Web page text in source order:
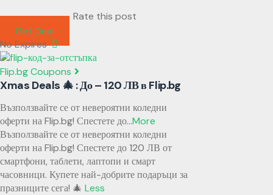
Rate this post
Get Deal
No Expires
Flip.bg Coupons
Xmas Deals 🎄 : До – 120 ЛВ в Flip.bg
Възползвайте се от невероятни коледни
оферти на Flip.bg! Спестете до...More
Възползвайте се от невероятни коледни
оферти на Flip.bg! Спестете до 120 ЛВ от
смартфони, таблети, лаптопи и смарт
часовници. Купете най-добрите подаръци за
празниците сега! 🎄 Less